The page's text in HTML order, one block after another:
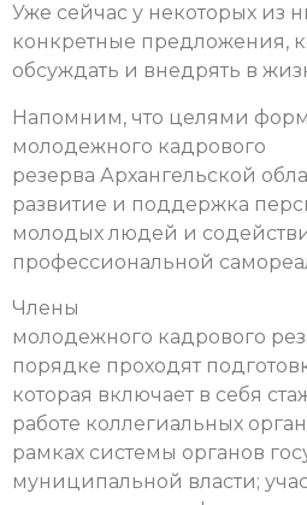
Уже сейчас у некоторых из
конкретные предложения,
обсуждать и внедрять в
Напомним, что целями
молодежного кадрового
резерва Архангельской
развитие и поддержка
молодых людей и
профессиональной
Члены
молодежного кадрового
порядке проходят
которая включает в себя
работе коллегиальных
рамках системы органов
муниципальной власти;